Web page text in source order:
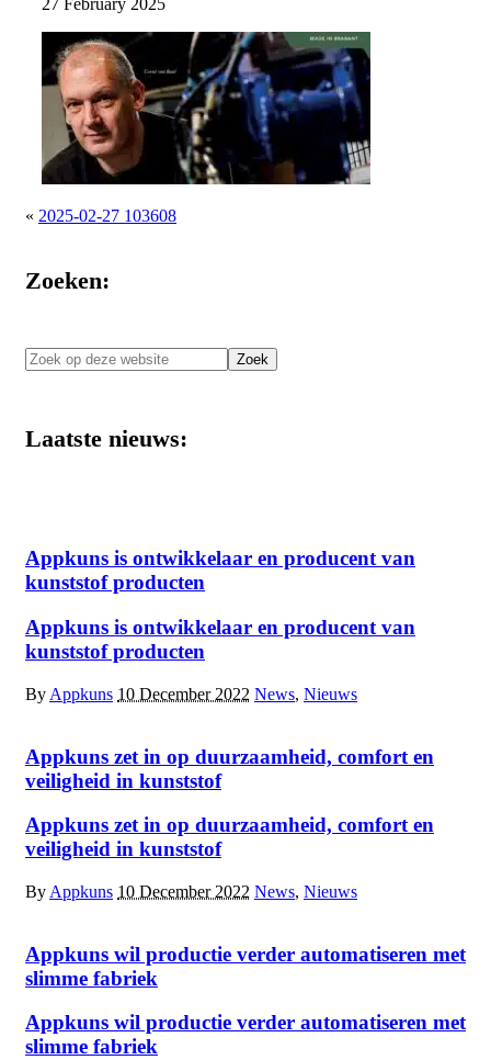
« 2025-02-27 103608
Zoeken:
Zoek
op
Laatste nieuws:
Appkuns is ontwikkelaar en producent van
kunststof producten
Appkuns is ontwikkelaar en producent van
kunststof producten
By Appkuns 10 December 2022 News, Nieuws
Appkuns zet in op duurzaamheid, comfort en
veiligheid in kunststof
Appkuns zet in op duurzaamheid, comfort en
veiligheid in kunststof
By Appkuns 10 December 2022 News, Nieuws
Appkuns wil productie verder automatiseren met
slimme fabriek
Appkuns wil productie verder automatiseren met
slimme fabriek